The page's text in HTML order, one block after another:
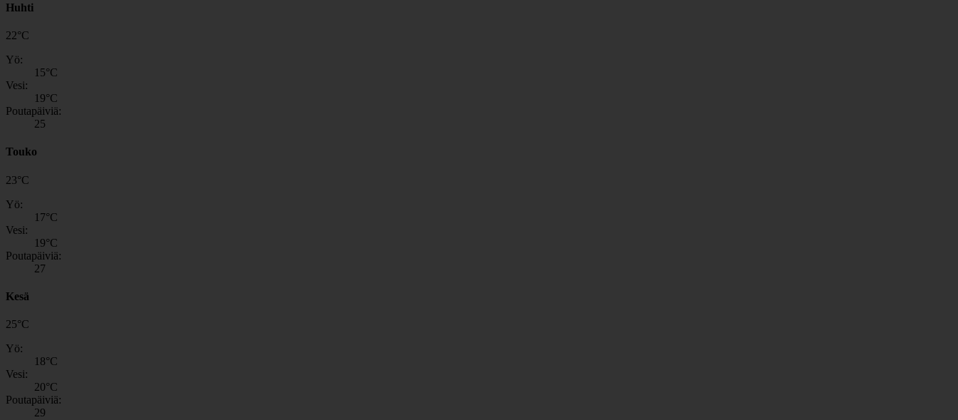
Huhti
22°C
Yö:
15°C
Vesi:
19°C
Poutapäiviä:
25
Touko
23°C
Yö:
17°C
Vesi:
19°C
Poutapäiviä:
27
Kesä
25°C
Yö:
18°C
Vesi:
20°C
Poutapäiviä:
29